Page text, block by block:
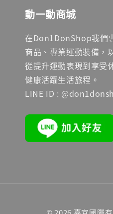
動一動商城
在Don1DonShop我們
商品、專業運動裝備，
從提升運動表現到享受
健康活躍生活旅程。
LINE ID :